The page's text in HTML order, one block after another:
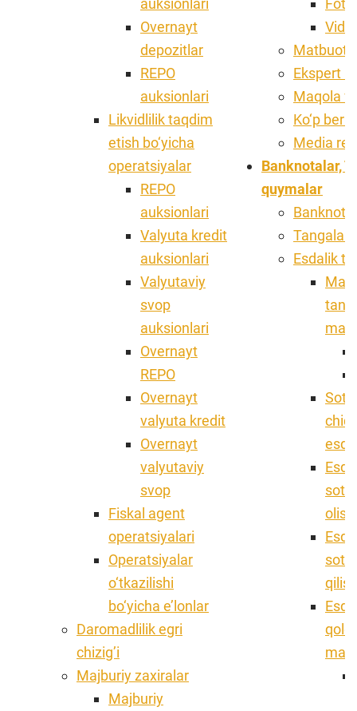
auksionlari
Overnayt
depozitlar
REPO
auksionlari
Likvidlilik taqdim
etish bo‘yicha
operatsiyalar
REPO
auksionlari
Valyuta kredit
auksionlari
Valyutaviy
svop
auksionlari
Overnayt
REPO
Overnayt
valyuta kredit
Overnayt
valyutaviy
svop
Fiskal agent
operatsiyalari
Operatsiyalar
o‘tkazilishi
bo‘yicha e’lonlar
Daromadlilik egri
chizig’i
Majburiy zaxiralar
Majburiy
Matbuot
Ekspert
Maqola
Ko‘p
Media
Banknotalar,
quymalar
Tangalar
Esdalik